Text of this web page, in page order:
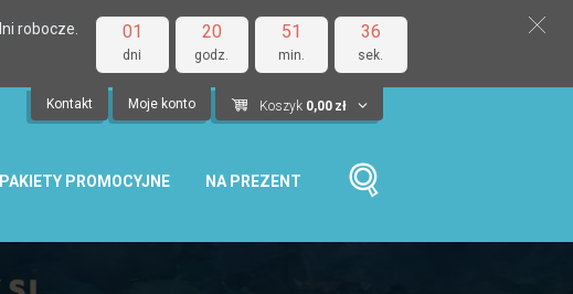
01
dni
20
godz.
51
min.
35
sek.
robocze.
Kontakt Moje konto Koszyk 0,00 zł
PAKIETY PROMOCYJNE NA PREZENT